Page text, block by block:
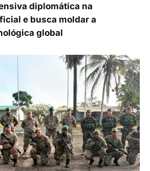
diplomática na
e busca moldar a
global